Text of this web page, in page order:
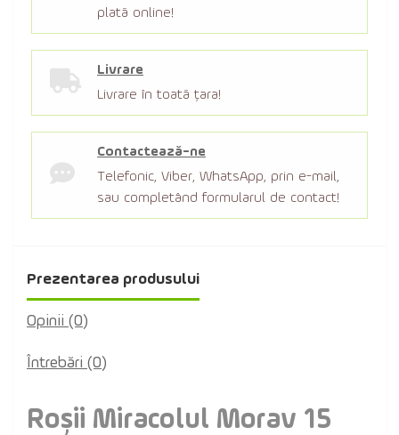
plată online!
Livrare
Livrare în toată țara!
Contactează-ne
Telefonic, Viber, WhatsApp, prin e-mail,
sau completând formularul de contact!
Prezentarea produsului
Opinii (0)
Întrebări (0)
Roșii Miracolul Morav 15